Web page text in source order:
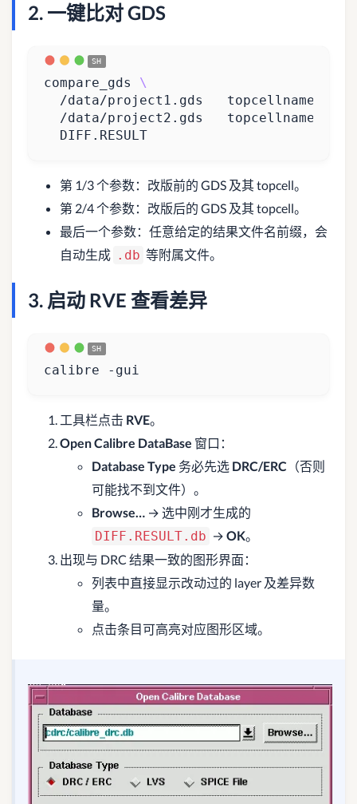
2. 一键比对 GDS
compare_gds
  /data/project1.gds   topcellname
  /data/project2.gds   topcellname
  DIFF.RESULT
第 1/3 个参数：改版前的 GDS 及其 topcell。
第 2/4 个参数：改版后的 GDS 及其 topcell。
最后一个参数：任意给定的结果文件名前缀，会
自动生成 .db 等附属文件。
3. 启动 RVE 查看差异
calibre -gui
工具栏点击 RVE。
Open Calibre DataBase 窗口：
Database Type 务必先选 DRC/ERC （否则
可能找不到文件）。
Browse… → 选中刚才生成的
DIFF.RESULT.db → OK。
出现与 DRC 结果一致的图形界面：
列表中直接显示改动过的 layer 及差异数
量。
点击条目可高亮对应图形区域。